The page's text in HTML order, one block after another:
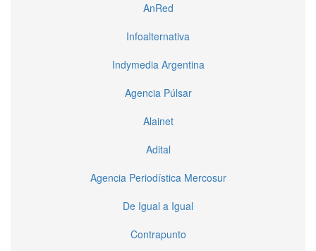
AnRed
Infoalternativa
Indymedia Argentina
Agencia Púlsar
Alainet
Adital
Agencia Periodística Mercosur
De Igual a Igual
Contrapunto